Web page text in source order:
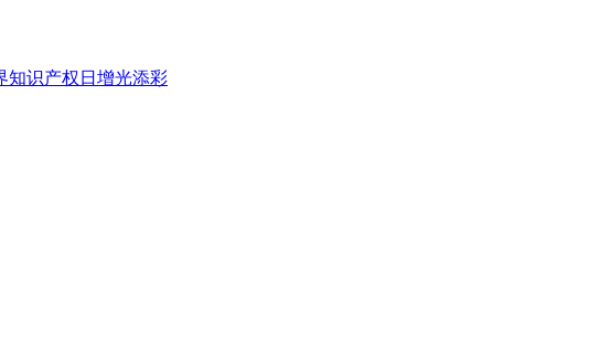
识产权日增光添彩